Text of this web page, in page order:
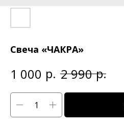
Свеча «ЧАКРА»
1 000 р. 2 990 р.